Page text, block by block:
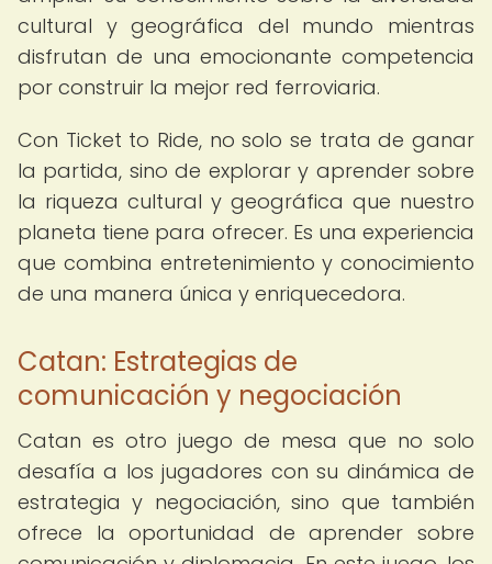
cultural y geográfica del mundo mientras
disfrutan de una emocionante competencia
por construir la mejor red ferroviaria.
Con Ticket to Ride, no solo se trata de ganar
la partida, sino de explorar y aprender sobre
la riqueza cultural y geográfica que nuestro
planeta tiene para ofrecer. Es una experiencia
que combina entretenimiento y conocimiento
de una manera única y enriquecedora.
Catan: Estrategias de
comunicación y negociación
Catan es otro juego de mesa que no solo
desafía a los jugadores con su dinámica de
estrategia y negociación, sino que también
ofrece la oportunidad de aprender sobre